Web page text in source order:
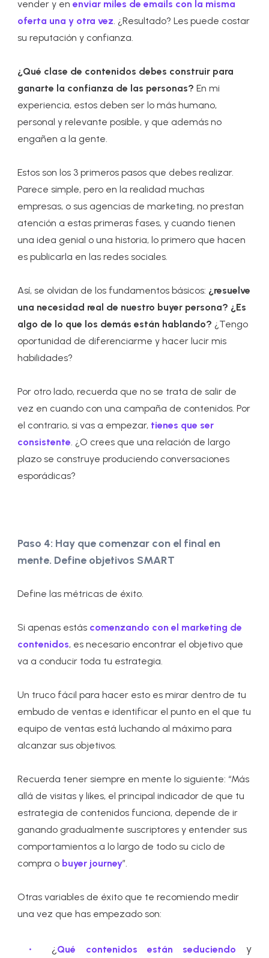
vender y enenviar miles de emails con la misma
oferta una y otra vez. ¿Resultado? Les puede costar
su reputación y confianza.
¿Qué clase de contenidos debes construir para
ganarte la confianza de las personas?En mi
experiencia, estos deben ser lo más humano,
personal y relevante posible, y que además no
engañen a la gente.
Estos son los 3 primeros pasos que debes realizar.
Parece simple, pero en la realidad muchas
empresas, o sus agencias de marketing, no prestan
atención a estas primeras fases, y cuando tienen
una idea genial o una historia, lo primero que hacen
es publicarla en las redes sociales.
Así, se olvidan de los fundamentos básicos: ¿resuelve
una necesidad real de nuestro buyer persona? ¿Es
algo de lo que los demás están hablando? ¿Tengo
oportunidad de diferenciarme y hacer lucir mis
habilidades?
Por otro lado, recuerda que no se trata de salir de
vez en cuando con una campaña de contenidos. Por
el contrario, si vas a empezar, tienes que ser
consistente. ¿O crees que una relación de largo
plazo se construye produciendo conversaciones
esporádicas?
Paso 4: Hay que comenzar con el final en
mente. Define objetivos SMART
Define las métricas de éxito.
Si apenas estás comenzando con el marketing de
contenidos, es necesario encontrar el objetivo que
va a conducir toda tu estrategia.
Un truco fácil para hacer esto es mirar dentro de tu
embudo de ventas e identificar el punto en el que tu
equipo de ventas está luchando al máximo para
alcanzar sus objetivos.
Recuerda tener siempre en mente lo siguiente: “Más
allá de visitas y likes, el principal indicador de que tu
estrategia de contenidos funciona, depende de ir
ganando gradualmente suscriptores y entender sus
comportamientos a lo largo de todo su ciclo de
compra o buyer journey”.
Otras variables de éxito que te recomiendo medir
una vez que has empezado son:
¿Qué contenidos están seduciendo
y